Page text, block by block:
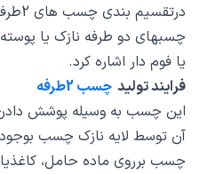
چسبهای دو طرفه نازک یا
یا فوم دار اشاره کرد.
فرایند تولید چسب 2طرفه
این چسب به وسیله پوشش
آن توسط لایه نازک چسب
چسب برروی ماده حامل،